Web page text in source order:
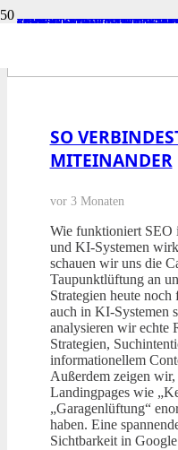
B2BCASE
SO
MITEINANDER
vor 3 Monaten
Wie funktioniert SEO
und KI-Systemen
schauen wir uns die
Taupunktlüftung an
Strategien heute
auch in KI-Systemen
analysieren wir echte
Strategien,
informationellem
Außerdem zeigen
Landingpages wie
„Garagenlüftung“
haben. Eine
Sichtbarkeit in
KEYWORDSPROMPTSTHEMEN
CASE
B2BCASE
CONTENTKEYWORDSSTRATEGIE
KEYWORDSSTRATEGIETHEMEN
ACADEMY WORKSHOPS
KEYWORDSTHEMENVERGANGENE
CONTENTKEYWORDSSTRATEGIE
CONTENTKEYWORDSSTRATEGIE